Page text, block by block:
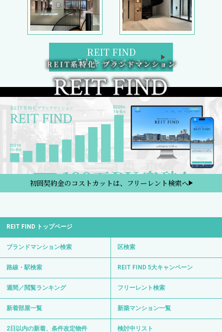
REIT FIND
5大キャンペーン
初回契約金のコストカットは、フリーレント検索へ
REIT FIND トップページ
ブランドマンション検索 区検索
路線・駅検索 REIT FIND 5大キャンペーン
週間／閲覧ランキング フリーレント検索
新着部屋一覧 新築マンション一覧
2日以内の新着、条件改定物件 検討中リスト